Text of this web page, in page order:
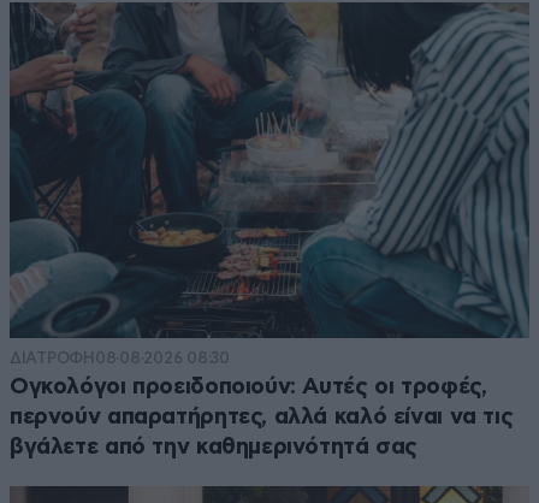
ΔΙΑΤΡΟΦΗ 08·08·2026 08:30
Ογκολόγοι προειδοποιούν: Αυτές οι τροφές,
περνούν απαρατήρητες, αλλά καλό είναι να τις
βγάλετε από την καθημερινότητά σας